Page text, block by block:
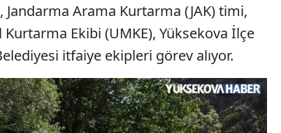
Jandarma Arama Kurtarma (JAK) timi,
Ekibi (UMKE), Yüksekova İlçe
itfaiye ekipleri görev alıyor.